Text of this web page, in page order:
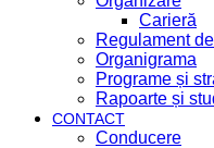
Carieră
Regulament
Organigrama
Programe și
Rapoarte și
CONTACT
Conducere